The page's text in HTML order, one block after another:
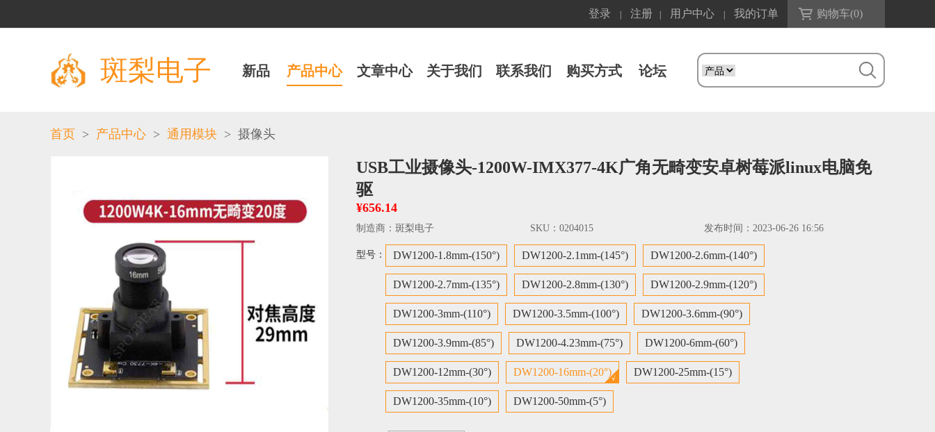
登录 注册 用户中心 我的订单 购物车(0)
斑梨电子 新品 产品中心 文章中心 关于我们 联系我们 购买方式 论坛
首页 > 产品中心 > 通用模块 > 摄像头
USB工业摄像头-1200W-IMX377-4K广角无畸变安卓树莓派linux电脑免
驱
¥656.14
制造商： 斑梨电子 SKU： 0204015 发布时间： 2023-06-26 16:56
型号： DW1200-1.8mm-(150°) DW1200-2.1mm-(145°) DW1200-2.6mm-(140°)
DW1200-2.7mm-(135°) DW1200-2.8mm-(130°) DW1200-2.9mm-(120°)
DW1200-3mm-(110°) DW1200-3.5mm-(100°) DW1200-3.6mm-(90°)
DW1200-3.9mm-(85°) DW1200-4.23mm-(75°) DW1200-6mm-(60°)
DW1200-12mm-(30°) DW1200-16mm-(20°) DW1200-25mm-(15°)
DW1200-35mm-(10°) DW1200-50mm-(5°)